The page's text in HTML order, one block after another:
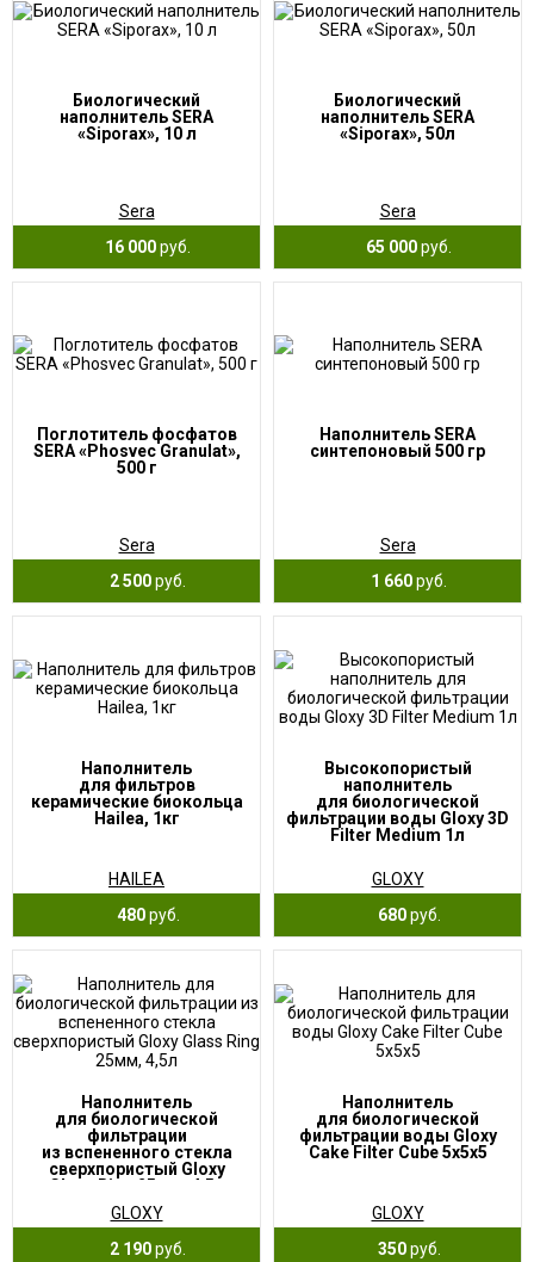
Биологический
наполнитель SERA
«Siporax», 10 л
Sera
16 000руб.
Биологический
наполнитель SERA
«Siporax», 50л
Sera
65 000руб.
Поглотитель фосфатов
SERA «Phosvec Granulat»,
500 г
Sera
2 500руб.
Наполнитель SERA
синтепоновый 500 гр
Sera
1 660руб.
Наполнитель
для фильтров
керамические биокольца
Hailea, 1кг
HAILEA
480руб.
Высокопористый
наполнитель
для биологической
фильтрации воды Gloxy 3D
Filter Medium 1л
GLOXY
680руб.
Наполнитель
для биологической
фильтрации
из вспененного стекла
сверхпористый Gloxy
Glass Ring 25мм, 4,5л
GLOXY
2 190руб.
Наполнитель
для биологической
фильтрации воды Gloxy
Cake Filter Cube 5x5x5
GLOXY
350руб.